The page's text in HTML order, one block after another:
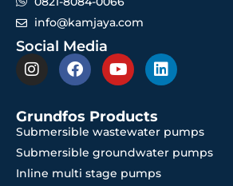
info@kamjaya.com
Social Media
Grundfos Products
Submersible wastewater pumps
Submersible groundwater pumps
Inline multi stage pumps